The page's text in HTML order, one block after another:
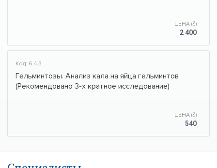
ЦЕНА (₴)
2 400
Код: 6.4.3.
Гельминтозы. Анализ кала на яйца гельминтов
(Рекомендовано 3-х кратное исследование)
ЦЕНА (₴)
540